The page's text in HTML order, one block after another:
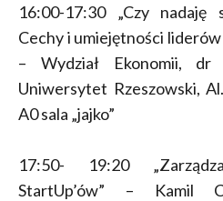
16:00-17:30 „Czy nadaję
Cechy i umiejętności
– Wydział Ekonomii, dr
Uniwersytet Rzeszowski,
A0 sala „jajko”
17:50- 19:20
StartUp’ów” – Kamil